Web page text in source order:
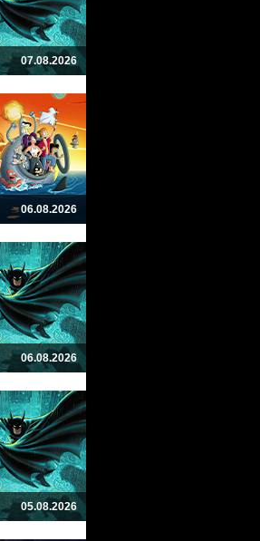
07.08.2026
06.08.2026
06.08.2026
05.08.2026